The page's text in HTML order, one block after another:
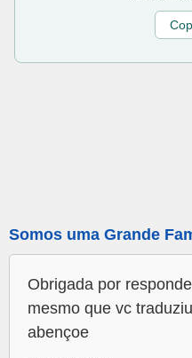
Somos uma Grande
Obrigada por
mesmo que vc
abençoe